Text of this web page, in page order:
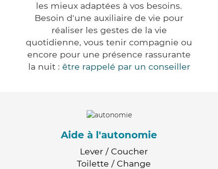
les mieux adaptées à vos besoins.
Besoin d'une auxiliaire de vie pour
réaliser les gestes de la vie
quotidienne, vous tenir compagnie ou
encore pour une présence rassurante
la nuit : être rappelé par un conseiller
Aide à l'autonomie
Lever / Coucher
Toilette / Change